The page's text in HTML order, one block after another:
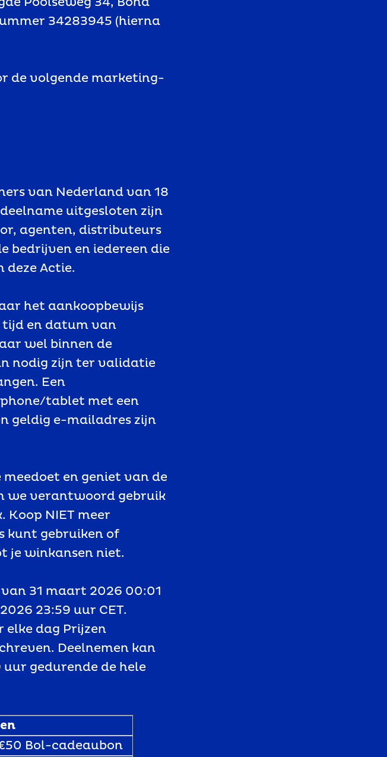
34283945 (hierna
de volgende marketing-
van Nederland van 18
uitgesloten zijn
agenten, distributeurs
bedrijven en iedereen die
deze Actie.
het aankoopbewijs
en datum van
wel binnen de
nodig zijn ter validatie
Een
tablet met een
geldig e-mailadres zijn
en geniet van de
we verantwoord gebruik
NIET meer
kunt gebruiken of
je winkansen niet.
31 maart 2026 00:01
23:59 uur CET.
elke dag Prijzen
Deelnemen kan
uur gedurende de hele
Bol-cadeaubon